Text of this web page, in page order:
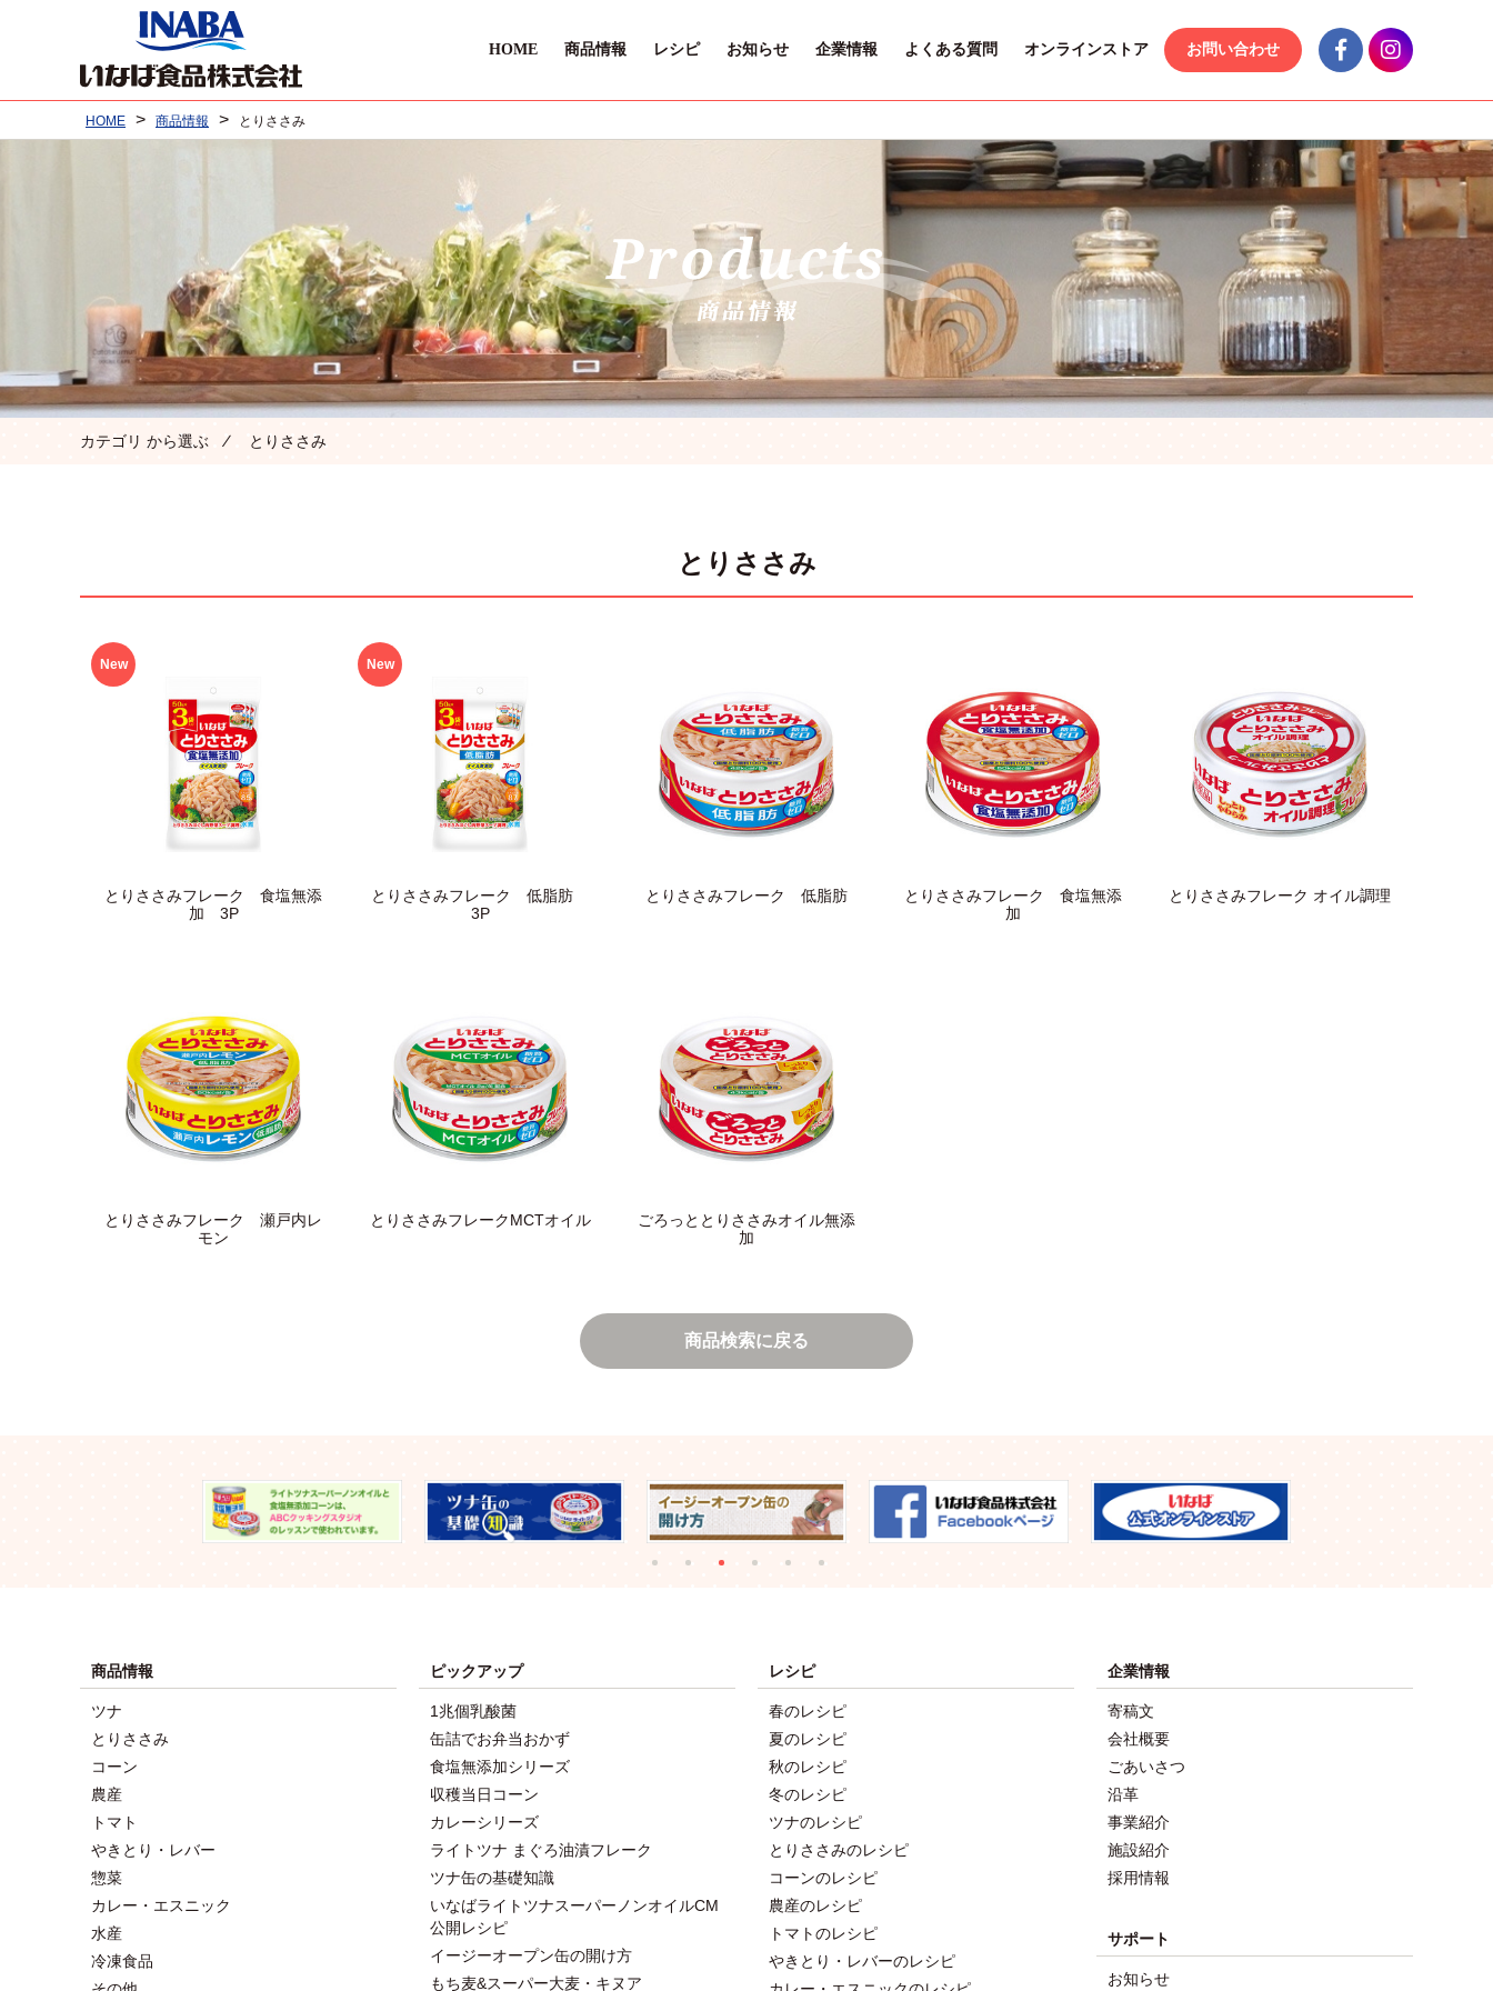
HOME 商品情報 レシピ お知らせ 企業情報 よくある質問 オンラインストア お問い合わせ
HOME > 商品情報 > とりささみ
カテゴリ から選ぶ ⁄ とりささみ
とりささみ
New
とりささみフレーク 食塩無添
加 3P
New
とりささみフレーク 低脂肪
3P
とりささみフレーク 低脂肪
とりささみフレーク 食塩無添
加
とりささみフレーク オイル調理
とりささみフレーク 瀬戸内レ
モン
とりささみフレークMCTオイル
ごろっととりささみオイル無添
加
商品検索に戻る
商品情報
ツナ
とりささみ
コーン
農産
トマト
やきとり・レバー
惣菜
カレー・エスニック
水産
冷凍食品
ピックアップ
1兆個乳酸菌
缶詰でお弁当おかず
食塩無添加シリーズ
収穫当日コーン
カレーシリーズ
ライトツナ まぐろ油漬フレーク
ツナ缶の基礎知識
いなばライトツナスーパーノンオイルCM
公開レシピ
イージーオープン缶の開け方
もち麦&スーパー大麦・キヌア
レシピ
春のレシピ
夏のレシピ
秋のレシピ
冬のレシピ
ツナのレシピ
とりささみのレシピ
コーンのレシピ
農産のレシピ
トマトのレシピ
やきとり・レバーのレシピ
企業情報
寄稿文
会社概要
ごあいさつ
沿革
事業紹介
施設紹介
採用情報
サポート
お知らせ